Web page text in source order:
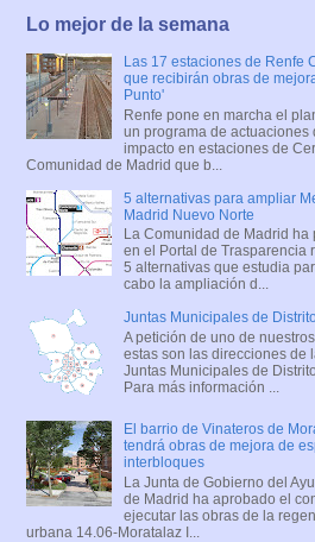
Lo mejor de la semana
Las 17 estaciones de Renfe
que recibirán obras de
Punto'
Renfe pone en marcha el plan
un programa de actuaciones
impacto en estaciones de
Comunidad de Madrid que b...
5 alternativas para ampliar
Madrid Nuevo Norte
La Comunidad de Madrid ha
en el Portal de Trasparencia
5 alternativas que estudia
cabo la ampliación d...
Juntas Municipales de
A petición de uno de
estas son las direcciones de
Juntas Municipales de Distrito
Para más información ...
El barrio de Vinateros de
tendrá obras de mejora de
interbloques
La Junta de Gobierno del
de Madrid ha aprobado el
ejecutar las obras de la
urbana 14.06-Moratalaz I...